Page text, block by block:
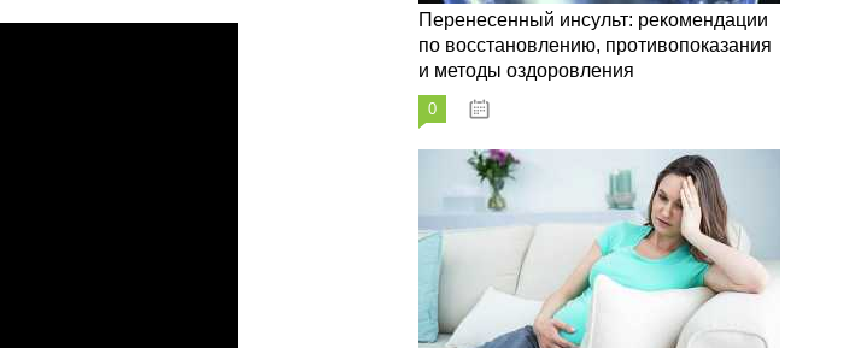
Перенесенный инсульт: рекомендации
по восстановлению, противопоказания
и методы оздоровления
0